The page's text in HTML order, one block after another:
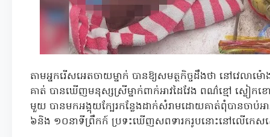
តាមអ្នករើសអេតចាយម្នាក់ បានឱ្យសមត្ថកិច្ចដឹងថា នៅវេលា
គាត់ បានឃើញមនុស្សស្រីម្នាក់ពាក់អាវដៃវែង ពណ៌ខ្មៅ ស្លៀ
មួយ បានមកអង្គុយក្បែរកន្លែងដាក់សំរាមដោយគាត់ពុំបានចា
៦និង ១០នាទីព្រឹកក៍ ប្រទះឃើញសពទារករូបនោះនៅលើកេសស្